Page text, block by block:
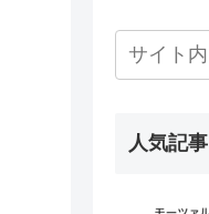
人気記事